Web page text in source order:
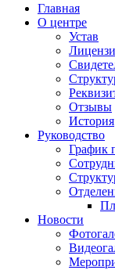
Главная
О центре
Устав
Отзывы
История
Руководство
График
Новости